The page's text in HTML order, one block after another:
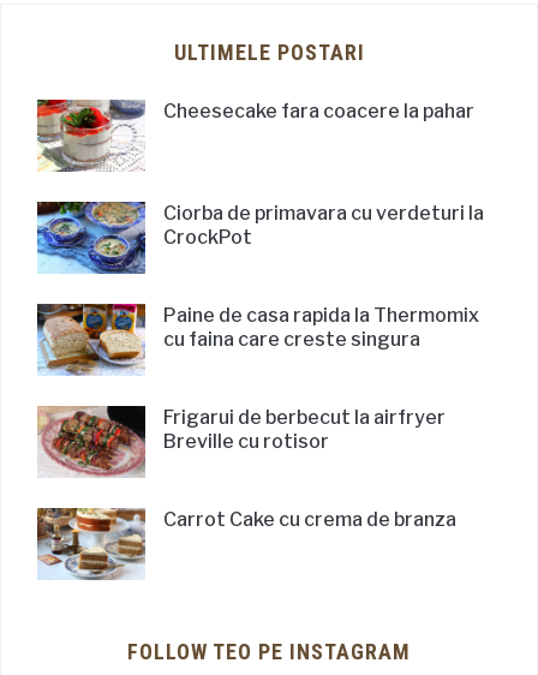
ULTIMELE POSTARI
Cheesecake fara coacere la pahar
Ciorba de primavara cu verdeturi la
CrockPot
Paine de casa rapida la Thermomix
cu faina care creste singura
Frigarui de berbecut la airfryer
Breville cu rotisor
Carrot Cake cu crema de branza
FOLLOW TEO PE INSTAGRAM